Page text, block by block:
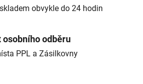
obvykle do 24 hodin
osobního odběru
PPL a Zásilkovny